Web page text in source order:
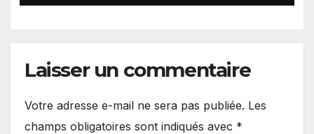
Laisser un commentaire
Votre adresse e-mail ne sera pas publiée. Les
champs obligatoires sont indiqués avec *